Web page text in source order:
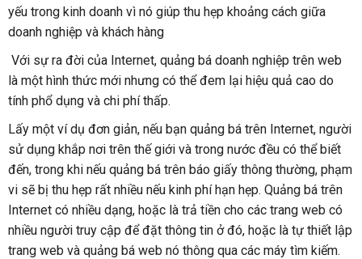
yếu trong kinh doanh vì nó giúp thu hẹp khoảng cách giữa
doanh nghiệp và khách hàng
Với sự ra đời của Internet, quảng bá doanh nghiệp trên web
là một hình thức mới nhưng có thể đem lại hiệu quả cao do
tính phổ dụng và chi phí thấp.
Lấy một ví dụ đơn giản, nếu bạn quảng bá trên Internet, người
sử dụng khắp nơi trên thế giới và trong nước đều có thể biết
đến, trong khi nếu quảng bá trên báo giấy thông thường, phạm
vi sẽ bị thu hẹp rất nhiều nếu kinh phí hạn hẹp. Quảng bá trên
Internet có nhiều dạng, hoặc là trả tiền cho các trang web có
nhiều người truy cập để đặt thông tin ở đó, hoặc là tự thiết lập
trang web và quảng bá web nó thông qua các máy tìm kiếm.